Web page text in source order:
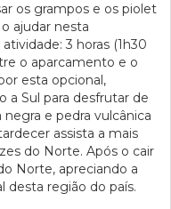
os grampos e os piolet
ajudar nesta
3 horas (1h30
o aparcamento e o
esta opcional,
a Sul para desfrutar de
negra e pedra vulcânica
assista a mais
do Norte. Após o cair
Norte, apreciando a
desta região do país.